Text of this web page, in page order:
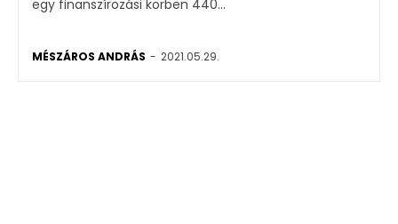
egy finanszírozási körben 440...
MÉSZÁROS ANDRÁS - 2021.05.29.